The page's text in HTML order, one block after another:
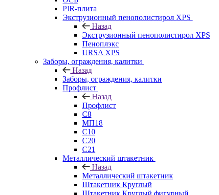
PIR-плита
Экструзионный пенополистирол XPS
Назад
Экструзионный пенополистирол XPS
Пеноплэкс
URSA XPS
Заборы, ограждения, калитки
Назад
Заборы, ограждения, калитки
Профлист
Назад
Профлист
С8
МП18
С10
С20
С21
Металлический штакетник
Назад
Металлический штакетник
Штакетник Круглый
Штакетник Круглый фигурный